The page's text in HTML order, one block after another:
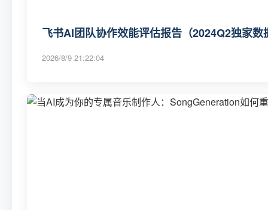
飞书AI团队协作效能评估报告（2024Q2独家
2026/8/9 21:22:04